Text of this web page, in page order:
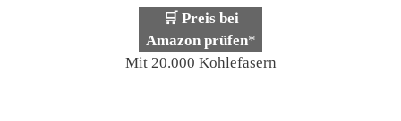
🛒 Preis bei
Amazon prüfen*
Mit 20.000 Kohlefasern